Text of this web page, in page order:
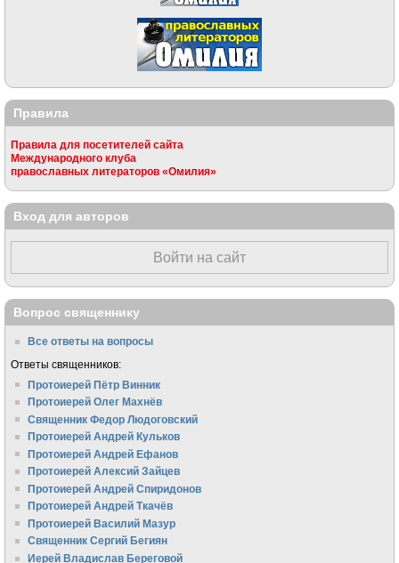
Правила
Правила для посетителей сайта
Международного клуба
православных литераторов «Омилия»
Вход для авторов
Войти на сайт
Вопрос священнику
Все ответы на вопросы
Ответы священников:
Протоиерей Пётр Винник
Протоиерей Олег Махнёв
Священник Федор Людоговский
Протоиерей Андрей Кульков
Протоиерей Андрей Ефанов
Протоиерей Алексий Зайцев
Протоиерей Андрей Спиридонов
Протоиерей Андрей Ткачёв
Протоиерей Василий Мазур
Священник Сергий Бегиян
Иерей Владислав Береговой